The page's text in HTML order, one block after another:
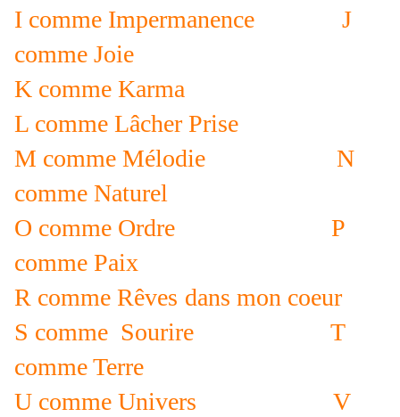
I comme Impermanence
J
comme Joie
K comme Karma
L comme Lâcher Prise
M comme Mélodie
N
comme Naturel
O comme Ordre
P
comme Paix
R comme Rêves dans mon coeur
S comme Sourire
T
comme Terre
U comme Univers
V